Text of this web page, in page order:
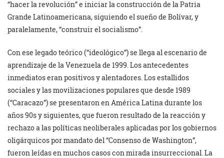
“hacer la revolución” e iniciar la construcción de la Patria
Grande Latinoamericana, siguiendo el sueño de Bolívar, y
paralelamente, “construir el socialismo”.
Con ese legado teórico (“ideológico”) se llega al escenario de
aprendizaje de la Venezuela de 1999. Los antecedentes
inmediatos eran positivos y alentadores. Los estallidos
sociales y las movilizaciones populares que desde 1989
(“Caracazo”) se presentaron en América Latina durante los
años 90s y siguientes, que fueron resultado de la reacción y
rechazo a las políticas neoliberales aplicadas por los gobiernos
oligárquicos por mandato del “Consenso de Washington”,
fueron leídas en muchos casos con mirada insurreccional. La